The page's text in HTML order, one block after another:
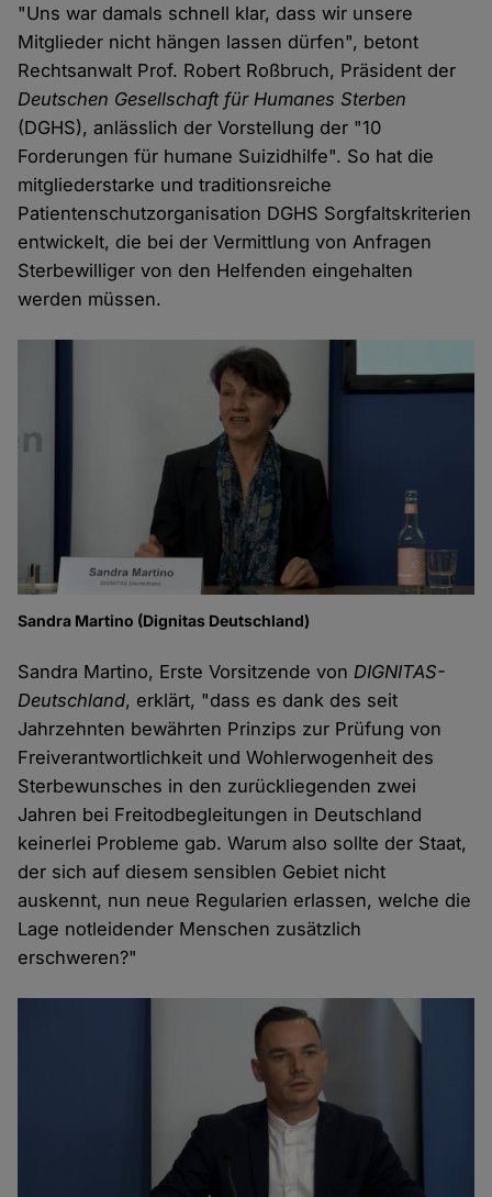
"Uns war damals schnell klar, dass wir unsere
Mitglieder nicht hängen lassen dürfen", betont
Rechtsanwalt Prof. Robert Roßbruch, Präsident der
Deutschen Gesellschaft für Humanes Sterben
(DGHS), anlässlich der Vorstellung der "10
Forderungen für humane Suizidhilfe". So hat die
mitgliederstarke und traditionsreiche
Patientenschutzorganisation DGHS Sorgfaltskriterien
entwickelt, die bei der Vermittlung von Anfragen
Sterbewilliger von den Helfenden eingehalten
werden müssen.
Sandra Martino (Dignitas Deutschland)
Sandra Martino, Erste Vorsitzende von DIGNITAS-
Deutschland, erklärt, "dass es dank des seit
Jahrzehnten bewährten Prinzips zur Prüfung von
Freiverantwortlichkeit und Wohlerwogenheit des
Sterbewunsches in den zurückliegenden zwei
Jahren bei Freitodbegleitungen in Deutschland
keinerlei Probleme gab. Warum also sollte der Staat,
der sich auf diesem sensiblen Gebiet nicht
auskennt, nun neue Regularien erlassen, welche die
Lage notleidender Menschen zusätzlich
erschweren?"